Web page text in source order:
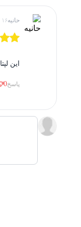
حافظه
حانیه۱۶ مرداد ۱۴۰۳
این
پاسخ0